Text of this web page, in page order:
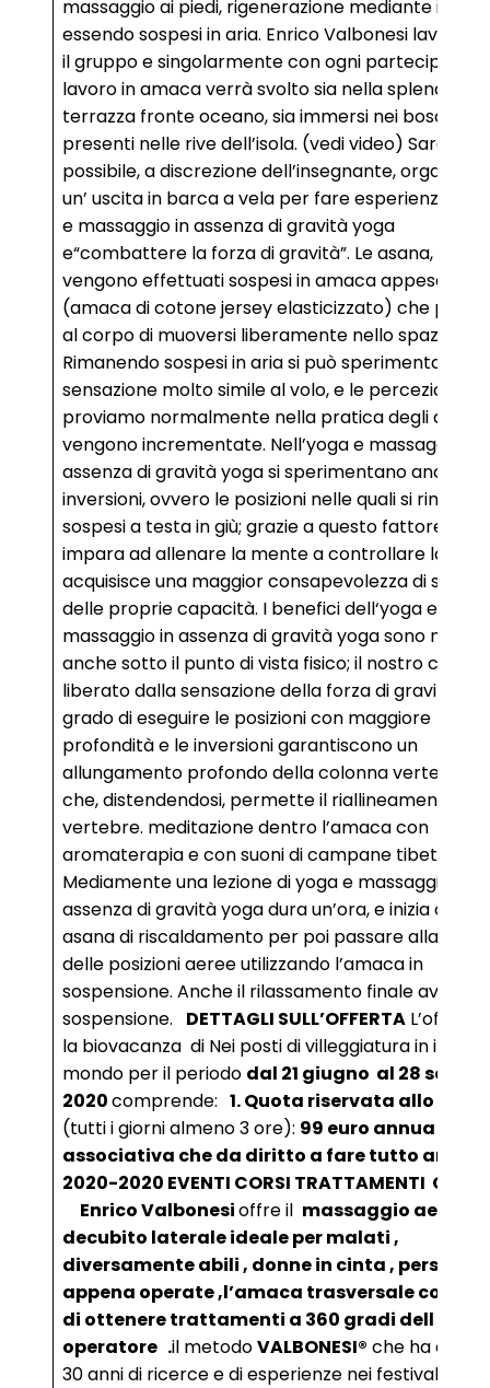
massaggio ai piedi, rigenerazione mediante i suoini
essendo sospesi in aria. Enrico Valbonesi
il gruppo e singolarmente con ogni partecipante.
lavoro in amaca verrà svolto sia nella splendida
terrazza fronte oceano, sia immersi nei boschetti
presenti nelle rive dell’isola. (vedi video) Sarà
possibile, a discrezione dell’insegnante,
un’ uscita in barca a vela per fare esperienza di
e massaggio in assenza di gravità yoga
e“combattere la forza di gravità”. Le asana, infatti,
vengono effettuati sospesi in amaca appesa al
(amaca di cotone jersey elasticizzato) che
al corpo di muoversi liberamente nello spazio.
Rimanendo sospesi in aria si può sperimentare
sensazione molto simile al volo, e le percezioni
proviamo normalmente nella pratica degli asana
vengono incrementate. Nell’yoga e massaggio in
assenza di gravità yoga si sperimentano anche le
inversioni, ovvero le posizioni nelle quali si rimane
sospesi a testa in giù; grazie a questo fattore si
impara ad allenare la mente a controllare la
acquisisce una maggior consapevolezza di se
delle proprie capacità. I benefici dell‘yoga e
massaggio in assenza di gravità yoga sono
anche sotto il punto di vista fisico; il nostro corpo,
liberato dalla sensazione della forza di gravità, è
grado di eseguire le posizioni con maggiore
profondità e le inversioni garantiscono un
allungamento profondo della colonna vertebrale
che, distendendosi, permette il riallineamento
vertebre. meditazione dentro l’amaca con
aromaterapia e con suoni di campane tibetane
Mediamente una lezione di yoga e massaggio in
assenza di gravità yoga dura un’ora, e inizia con
asana di riscaldamento per poi passare alla
delle posizioni aeree utilizzando l’amaca in
sospensione. Anche il rilassamento finale avviene
sospensione. DETTAGLI SULL’OFFERTA
la biovacanza di Nei posti di villeggiatura in italia
mondo per il periodo dal 21 giugno al 28
2020comprende: 1. Quota riservata allo
(tutti i giorni almeno 3 ore): 99 euro annua
associativa che da diritto a fare tutto anno
2020-2020 EVENTI CORSI TRATTAMENTI
Enrico Valbonesioffre il massaggio aereo
decubito laterale ideale per malati ,
diversamente abili , donne in cinta , persone
appena operate ,l’amaca trasversale
di ottenere trattamenti a 360 gradi dell
operatore .il metodoVALBONESI® che ha
30 anni di ricerce e di esperienze nei festival